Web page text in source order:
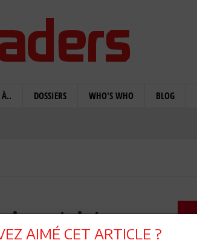
DOSSIERS WHO'S WHO BLOG
tristes
AIMÉ CET ARTICLE ?